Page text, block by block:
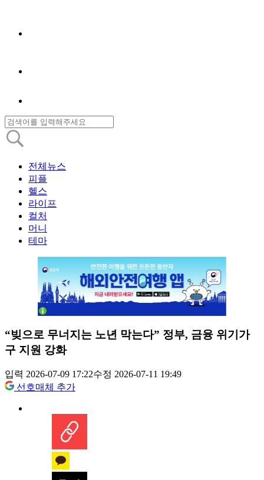
전체뉴스
피플
헬스
라이프
컬처
머니
테마
“빚으로 무너지는 노년 막는다” 정부, 금융 위기가
구 지원 강화
입력 2026-07-09 17:22수정 2026-07-11 19:49
선호매체 추가